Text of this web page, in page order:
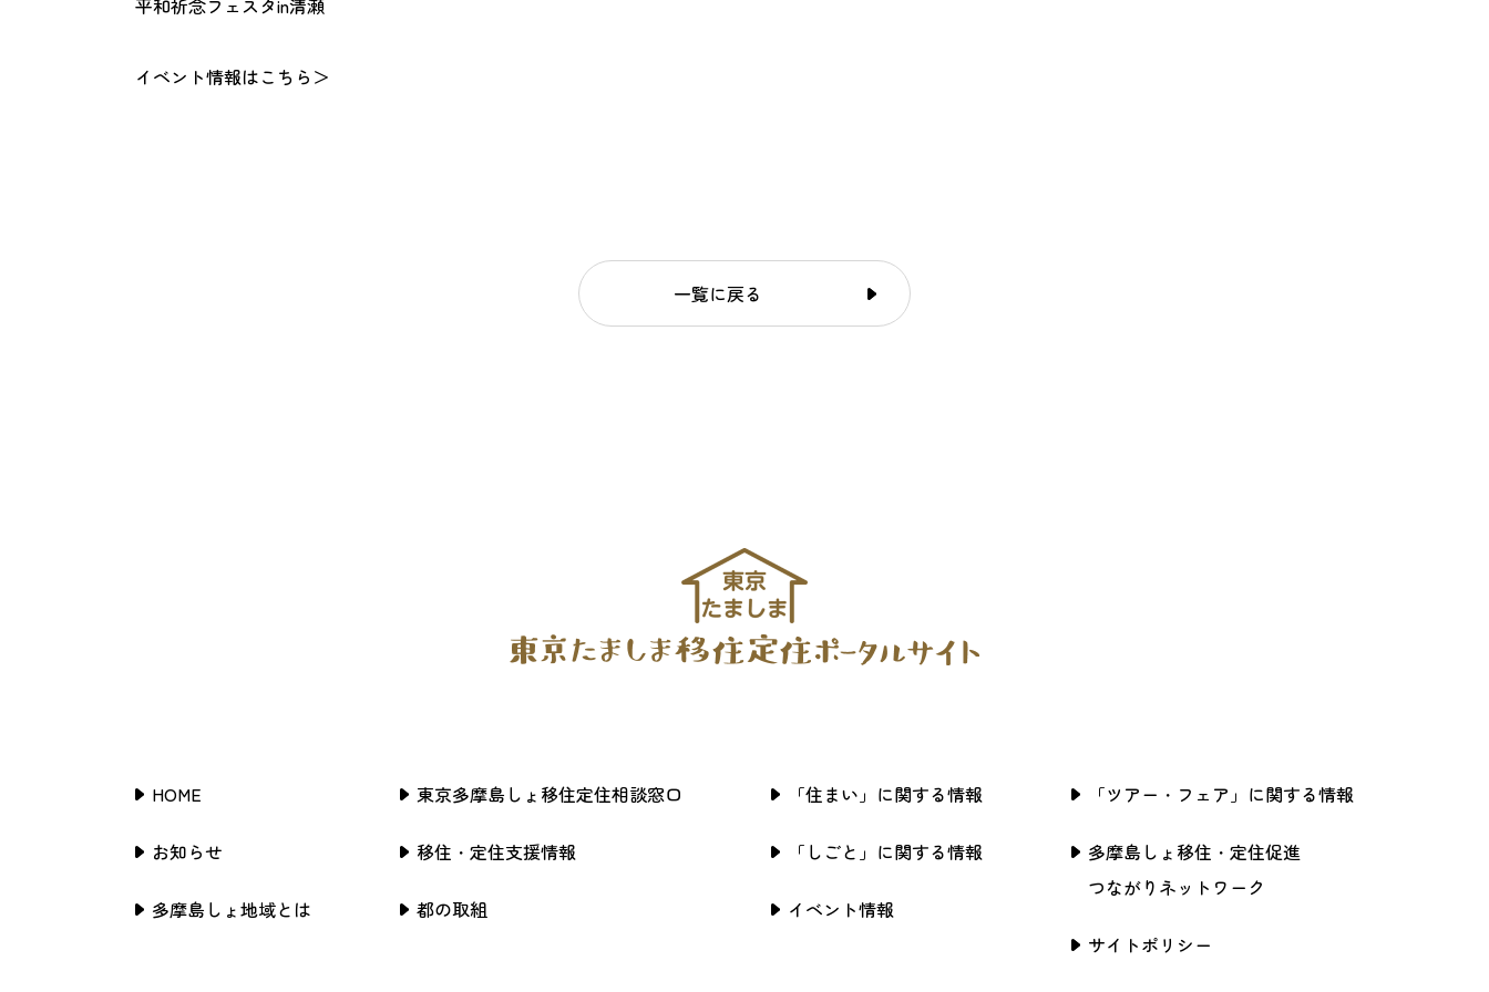
平和祈念フェスタin清瀬
イベント情報はこちら＞
一覧に戻る
HOME
お知らせ
多摩島しょ地域とは
東京多摩島しょ移住定住相談窓口
移住・定住支援情報
都の取組
「住まい」に関する情報
「しごと」に関する情報
イベント情報
「ツアー・フェア」に関する情報
多摩島しょ移住・定住促進
つながりネットワーク
サイトポリシー